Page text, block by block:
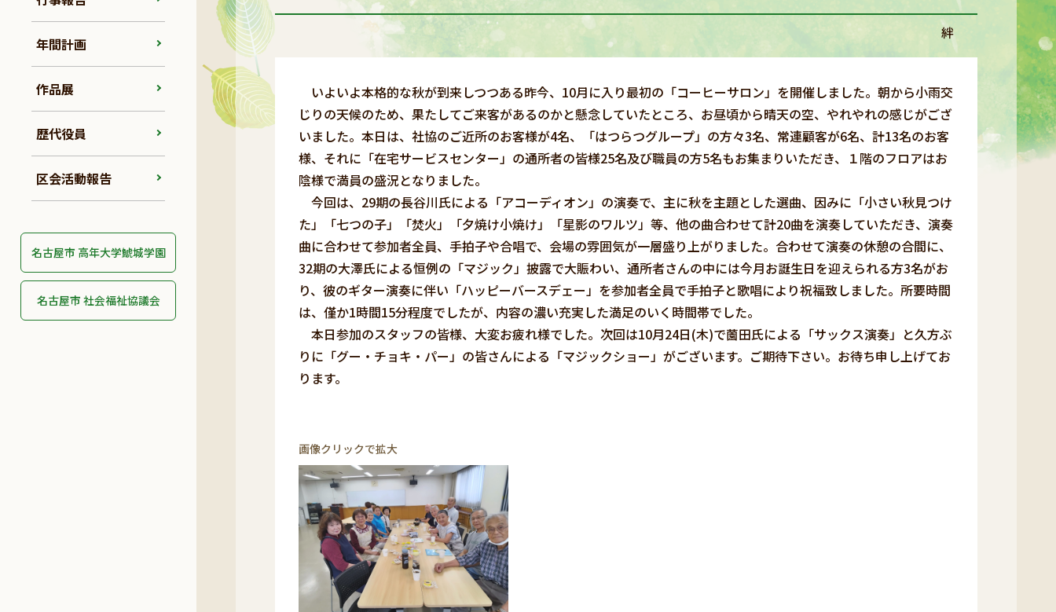
年間計画
作品展
歴代役員
区会活動報告
名古屋市 高年大学鯱城学園
名古屋市 社会福祉協議会
絆
いよいよ本格的な秋が到来しつつある昨今、10月に入り最初の「コーヒーサロン」を開催しました。朝から小雨交
じりの天候のため、果たしてご来客があるのかと懸念していたところ、お昼頃から晴天の空、やれやれの感じがござ
いました。本日は、社協のご近所のお客様が4名、「はつらつグループ」の方々3名、常連顧客が6名、計13名のお客
様、それに「在宅サービスセンター」の通所者の皆様25名及び職員の方5名もお集まりいただき、１階のフロアはお
陰様で満員の盛況となりました。
今回は、29期の長谷川氏による「アコーディオン」の演奏で、主に秋を主題とした選曲、因みに「小さい秋見つけ
た」「七つの子」「焚火」「夕焼け小焼け」「星影のワルツ」等、他の曲合わせて計20曲を演奏していただき、演奏
曲に合わせて参加者全員、手拍子や合唱で、会場の雰囲気が一層盛り上がりました。合わせて演奏の休憩の合間に、
32期の大澤氏による恒例の「マジック」披露で大賑わい、通所者さんの中には今月お誕生日を迎えられる方3名がお
り、彼のギター演奏に伴い「ハッピーバースデェー」を参加者全員で手拍子と歌唱により祝福致しました。所要時間
は、僅か1時間15分程度でしたが、内容の濃い充実した満足のいく時間帯でした。
本日参加のスタッフの皆様、大変お疲れ様でした。次回は10月24日(木)で薗田氏による「サックス演奏」と久方ぶ
りに「グー・チョキ・パー」の皆さんによる「マジックショー」がございます。ご期待下さい。お待ち申し上げてお
ります。
画像クリックで拡大